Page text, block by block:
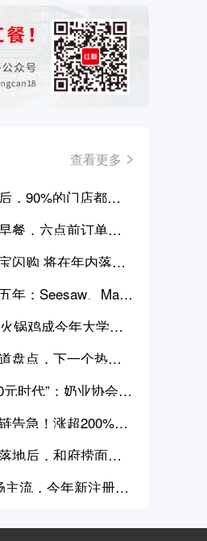
查看更多
，90%的门店都只
作秀？
餐，六点前订单大
成“早餐带货王”
闪购 将在年内落地3
年：Seesaw、Man
结出了不同的果
锅鸡成今年大学城
盘点，下一个热门
时代”；奶业协会称
象
告急！涨超200%，
一斤
地后，和府捞面李
计划
流，今年新注册相